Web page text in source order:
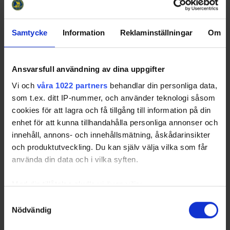
Samtycke Information Reklaminställningar Om
Ansvarsfull användning av dina uppgifter
Vi och våra 1022 partners behandlar din personliga data,
som t.ex. ditt IP-nummer, och använder teknologi såsom
cookies för att lagra och få tillgång till information på din
enhet för att kunna tillhandahålla personliga annonser och
innehåll, annons- och innehållsmätning, åskådarinsikter
och produktutveckling. Du kan själv välja vilka som får
använda din data och i vilka syften.
Med din tillåtelse skulle vi även vilja:
som kan ha en noggrannhet på upp till flera meter
Nödvändig
Förbundsdomare i ishockey med Domarmärke
nummer 1 – utsedd 1957
Hedersledamot i Stockholms Domareklubb
Fotbollförbundets, Ishockeyförbundets, Stockholms
Bandyförbunds, Stockholms Fotbollförbunds,
Stockholms Ishockeyförbunds Domarediplom och
Förtjänstdiplom.
Svenska Fotbollförbundets Guldnål 1942
Spelarkarriär:
Bäckström började spela fotboll i AIK 1904 och
representerade därefter B- och E-laget fram till 1921-
spelade. Han var även "motionsspelare" i bandy för